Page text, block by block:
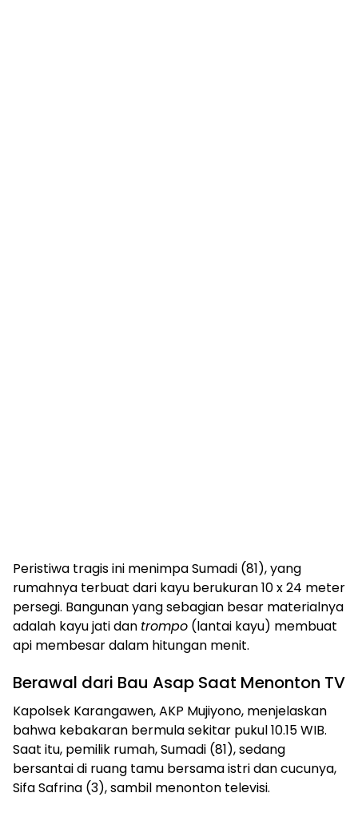
​Peristiwa tragis ini menimpa Sumadi (81), yang
rumahnya terbuat dari kayu berukuran 10 x 24 meter
persegi. Bangunan yang sebagian besar materialnya
adalah kayu jati dan trompo (lantai kayu) membuat
api membesar dalam hitungan menit.
​Berawal dari Bau Asap Saat Menonton TV
​Kapolsek Karangawen, AKP Mujiyono, menjelaskan
bahwa kebakaran bermula sekitar pukul 10.15 WIB.
Saat itu, pemilik rumah, Sumadi (81), sedang
bersantai di ruang tamu bersama istri dan cucunya,
Sifa Safrina (3), sambil menonton televisi.